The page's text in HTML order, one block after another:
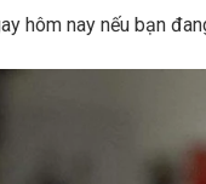
hôm nay nếu bạn